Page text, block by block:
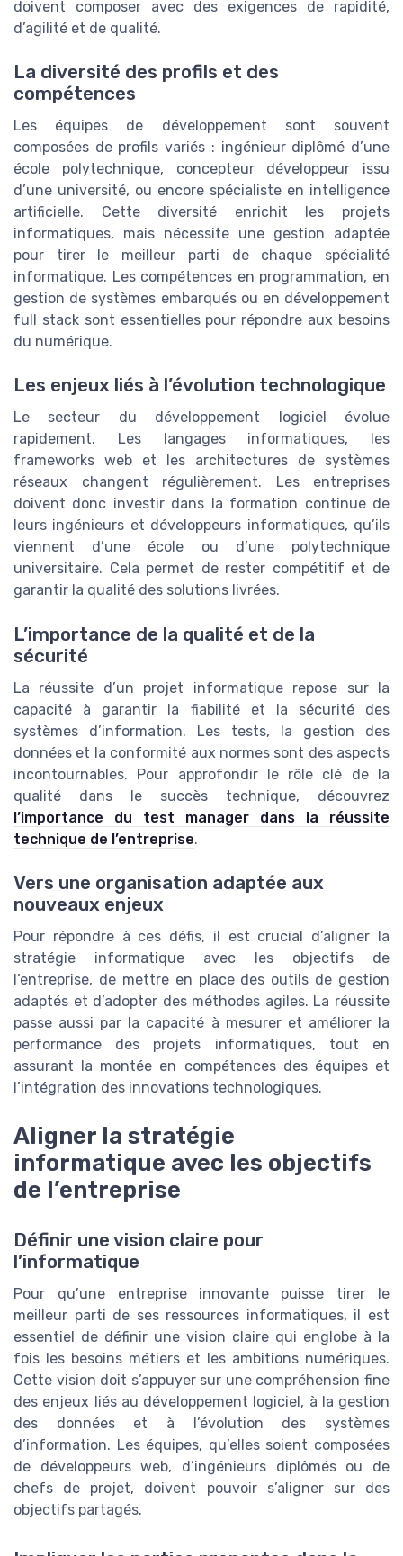
doivent composer avec des exigences de rapidité,
d’agilité et de qualité.
La diversité des profils et des
compétences
Les équipes de développement sont souvent
composées de profils variés : ingénieur diplômé d’une
école polytechnique, concepteur développeur issu
d’une université, ou encore spécialiste en intelligence
artificielle. Cette diversité enrichit les projets
informatiques, mais nécessite une gestion adaptée
pour tirer le meilleur parti de chaque spécialité
informatique. Les compétences en programmation, en
gestion de systèmes embarqués ou en développement
full stack sont essentielles pour répondre aux besoins
du numérique.
Les enjeux liés à l’évolution technologique
Le secteur du développement logiciel évolue
rapidement. Les langages informatiques, les
frameworks web et les architectures de systèmes
réseaux changent régulièrement. Les entreprises
doivent donc investir dans la formation continue de
leurs ingénieurs et développeurs informatiques, qu’ils
viennent d’une école ou d’une polytechnique
universitaire. Cela permet de rester compétitif et de
garantir la qualité des solutions livrées.
L’importance de la qualité et de la
sécurité
La réussite d’un projet informatique repose sur la
capacité à garantir la fiabilité et la sécurité des
systèmes d’information. Les tests, la gestion des
données et la conformité aux normes sont des aspects
incontournables. Pour approfondir le rôle clé de la
qualité dans le succès technique, découvrez
l’importance du test manager dans la réussite
technique de l’entreprise.
Vers une organisation adaptée aux
nouveaux enjeux
Pour répondre à ces défis, il est crucial d’aligner la
stratégie informatique avec les objectifs de
l’entreprise, de mettre en place des outils de gestion
adaptés et d’adopter des méthodes agiles. La réussite
passe aussi par la capacité à mesurer et améliorer la
performance des projets informatiques, tout en
assurant la montée en compétences des équipes et
l’intégration des innovations technologiques.
Aligner la stratégie
informatique avec les objectifs
de l’entreprise
Définir une vision claire pour
l’informatique
Pour qu’une entreprise innovante puisse tirer le
meilleur parti de ses ressources informatiques, il est
essentiel de définir une vision claire qui englobe à la
fois les besoins métiers et les ambitions numériques.
Cette vision doit s’appuyer sur une compréhension fine
des enjeux liés au développement logiciel, à la gestion
des données et à l’évolution des systèmes
d’information. Les équipes, qu’elles soient composées
de développeurs web, d’ingénieurs diplômés ou de
chefs de projet, doivent pouvoir s’aligner sur des
objectifs partagés.